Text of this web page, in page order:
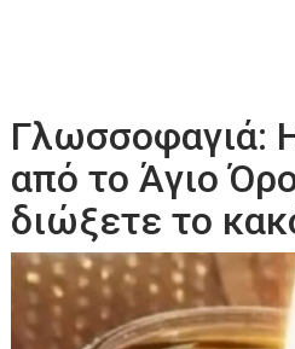
Γλωσσοφαγιά:
από το Άγιο
διώξετε το
Πρόγραμμα
Αναπαραγωγής
Βίντεο